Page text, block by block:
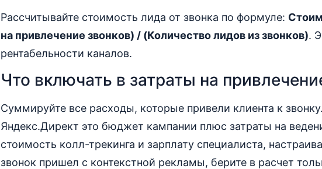
Рассчитывайте стоимость лида от звонка по формуле:
на привлечение звонков) / (Количество лидов из звонков).
рентабельности каналов.
Что включать в затраты на
Суммируйте все расходы, которые привели клиента к
Яндекс.Директ это бюджет кампании плюс затраты на
стоимость колл-трекинга и зарплату специалиста,
звонок пришел с контекстной рекламы, берите в расчет